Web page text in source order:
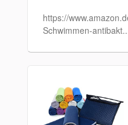
https://
Schwimmen-